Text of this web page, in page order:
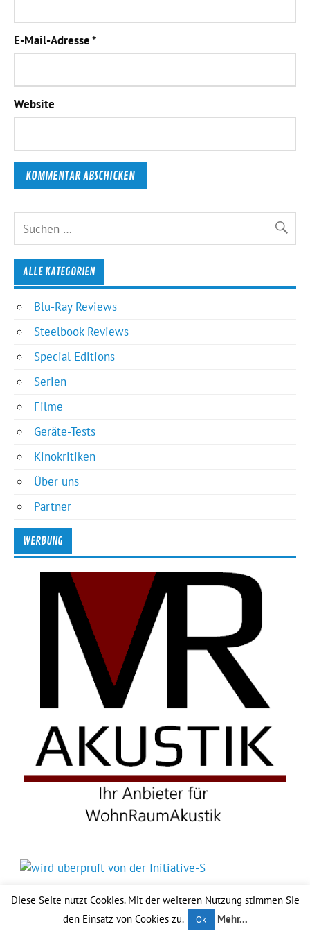
E-Mail-Adresse*
Website
ALLE KATEGORIEN
Blu-Ray Reviews
Steelbook Reviews
Special Editions
Serien
Filme
Geräte-Tests
Kinokritiken
Über uns
Partner
WERBUNG
Erstellt mitWordPressund
Diese Seite nutzt Cookies. Mit der weiteren Nutzung stimmen Sie
den Einsatz von Cookies zu.
Ok Mehr...